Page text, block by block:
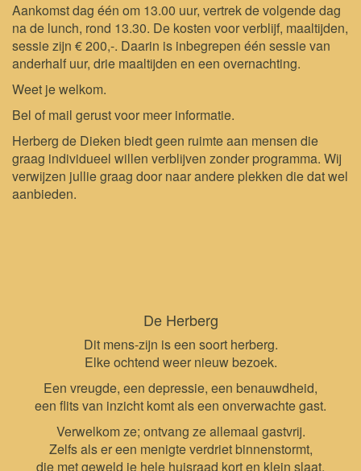
Aankomst dag één om 13.00 uur, vertrek de volgende dag
na de lunch, rond 13.30. De kosten voor verblijf, maaltijden,
sessie zijn € 200,-. Daarin is inbegrepen één sessie van
anderhalf uur, drie maaltijden en een overnachting.
Weet je welkom.
Bel of mail gerust voor meer informatie.
Herberg de Dieken biedt geen ruimte aan mensen die
graag individueel willen verblijven zonder programma. Wij
verwijzen jullie graag door naar andere plekken die dat wel
aanbieden.
De Herberg
Dit mens-zijn is een soort herberg.
Elke ochtend weer nieuw bezoek.
Een vreugde, een depressie, een benauwdheid,
een flits van inzicht komt als een onverwachte gast.
Verwelkom ze; ontvang ze allemaal gastvrij.
Zelfs als er een menigte verdriet binnenstormt,
die met geweld je hele huisraad kort en klein slaat.